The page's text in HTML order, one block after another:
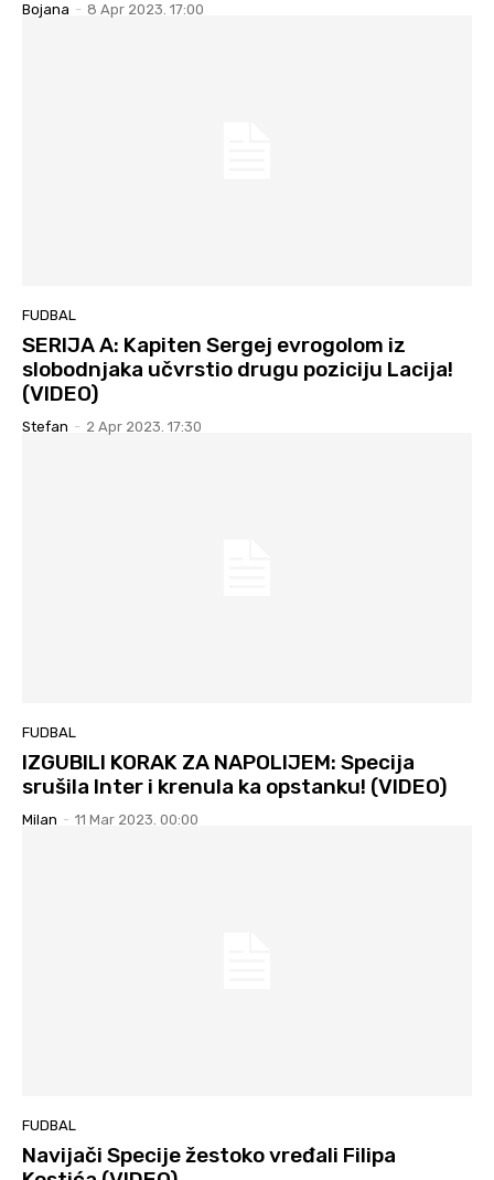
Bojana - 8 Apr 2023. 17:00
FUDBAL
SERIJA A: Kapiten Sergej evrogolom iz
slobodnjaka učvrstio drugu poziciju Lacija!
(VIDEO)
Stefan - 2 Apr 2023. 17:30
FUDBAL
IZGUBILI KORAK ZA NAPOLIJEM: Specija
srušila Inter i krenula ka opstanku! (VIDEO)
Milan - 11 Mar 2023. 00:00
FUDBAL
Navijači Specije žestoko vređali Filipa